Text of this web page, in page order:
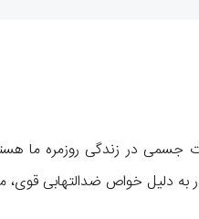
جسمی در زندگی روزمره ما
به دلیل خواص ضدالتهابی